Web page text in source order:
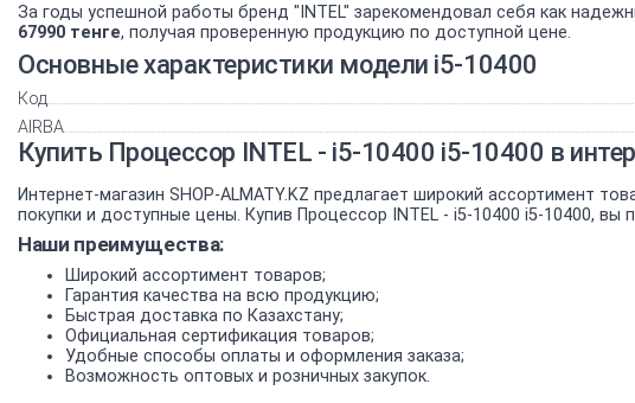
За годы успешной работы бренд "INTEL" зарекомендовал себя как
67990 тенге, получая проверенную продукцию по доступной цене.
Основные характеристики модели i5-10400
Код
AIRBA
Купить Процессор INTEL - i5-10400 i5-10400 в
Интернет-магазин SHOP-ALMATY.KZ предлагает широкий ассортимент
покупки и доступные цены. Купив Процессор INTEL - i5-10400 i5-10400,
Наши преимущества:
Широкий ассортимент товаров;
Гарантия качества на всю продукцию;
Быстрая доставка по Казахстану;
Официальная сертификация товаров;
Удобные способы оплаты и оформления заказа;
Возможность оптовых и розничных закупок.